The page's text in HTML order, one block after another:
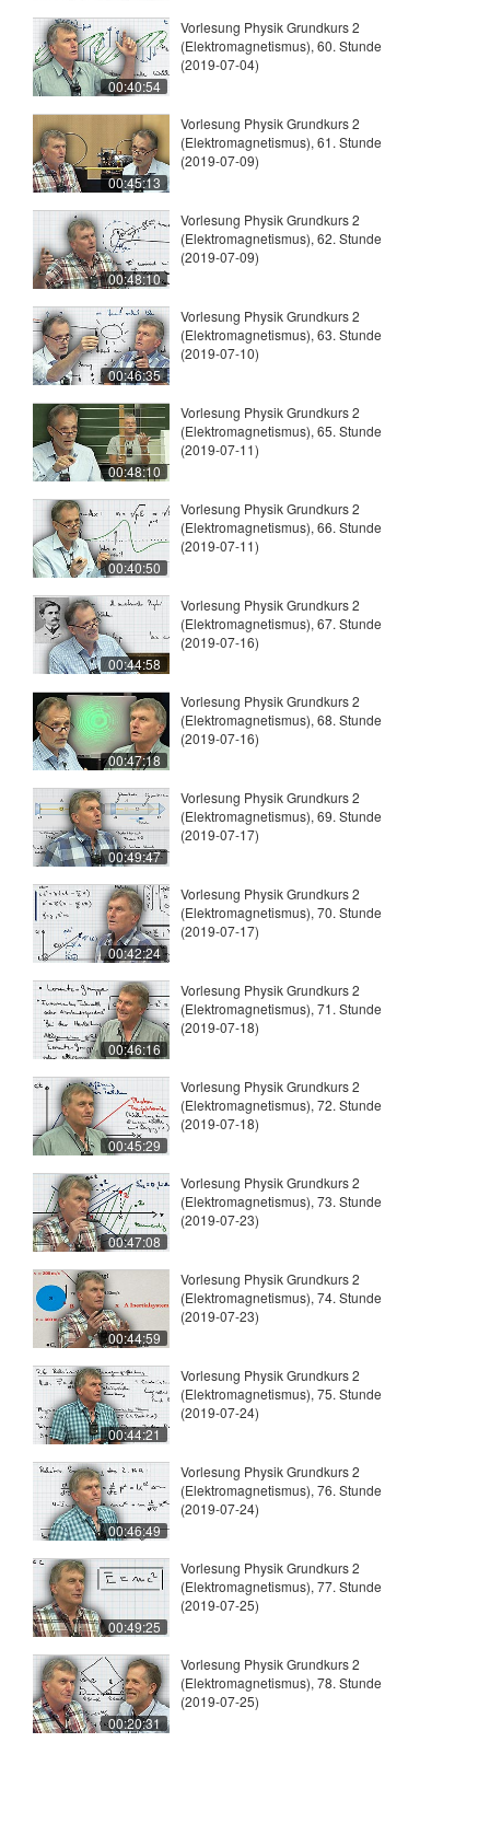
00:40:54
Vorlesung Physik Grundkurs 2
(Elektromagnetismus), 60. Stunde
(2019-07-04)
00:45:13
Vorlesung Physik Grundkurs 2
(Elektromagnetismus), 61. Stunde
(2019-07-09)
00:48:10
Vorlesung Physik Grundkurs 2
(Elektromagnetismus), 62. Stunde
(2019-07-09)
00:46:35
Vorlesung Physik Grundkurs 2
(Elektromagnetismus), 63. Stunde
(2019-07-10)
00:48:10
Vorlesung Physik Grundkurs 2
(Elektromagnetismus), 65. Stunde
(2019-07-11)
00:40:50
Vorlesung Physik Grundkurs 2
(Elektromagnetismus), 66. Stunde
(2019-07-11)
00:44:58
Vorlesung Physik Grundkurs 2
(Elektromagnetismus), 67. Stunde
(2019-07-16)
00:47:18
Vorlesung Physik Grundkurs 2
(Elektromagnetismus), 68. Stunde
(2019-07-16)
00:49:47
Vorlesung Physik Grundkurs 2
(Elektromagnetismus), 69. Stunde
(2019-07-17)
00:42:24
Vorlesung Physik Grundkurs 2
(Elektromagnetismus), 70. Stunde
(2019-07-17)
00:46:16
Vorlesung Physik Grundkurs 2
(Elektromagnetismus), 71. Stunde
(2019-07-18)
00:45:29
Vorlesung Physik Grundkurs 2
(Elektromagnetismus), 72. Stunde
(2019-07-18)
00:47:08
Vorlesung Physik Grundkurs 2
(Elektromagnetismus), 73. Stunde
(2019-07-23)
00:44:59
Vorlesung Physik Grundkurs 2
(Elektromagnetismus), 74. Stunde
(2019-07-23)
00:44:21
Vorlesung Physik Grundkurs 2
(Elektromagnetismus), 75. Stunde
(2019-07-24)
00:46:49
Vorlesung Physik Grundkurs 2
(Elektromagnetismus), 76. Stunde
(2019-07-24)
00:49:25
Vorlesung Physik Grundkurs 2
(Elektromagnetismus), 77. Stunde
(2019-07-25)
00:20:31
Vorlesung Physik Grundkurs 2
(Elektromagnetismus), 78. Stunde
(2019-07-25)